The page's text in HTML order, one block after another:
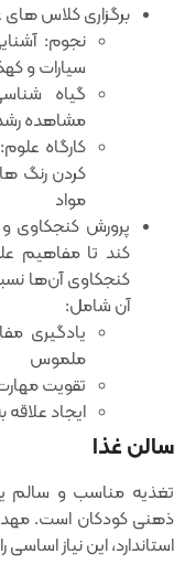
برگزاری کلاس
نجوم:
سیارات و
گیاه‌
مشاهده
کارگاه
کردن رنگ
مواد
پرورش کنجکاوی
کند تا مفاهیم
کنجکاوی آن‌ها
آن شامل:
یادگیری
ملموس
تقویت
ایجاد
سالن غذا
تغذیه مناسب و سالم
ذهنی کودکان است. مهد
استاندارد، این نیاز